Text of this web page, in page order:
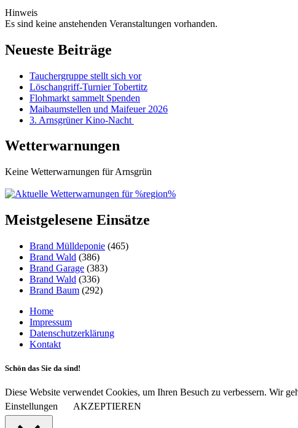
Hinweis
Es sind keine anstehenden Veranstaltungen vorhanden.
Neueste Beiträge
Tauchergruppe stellt sich vor
Löschangriff-Turnier Tobertitz
Flohmarkt sammelt Spenden
Maibaumstellen und Maifeuer 2026
3. Arnsgrüner Kino-Nacht
Wetterwarnungen
Keine Wetterwarnungen für Arnsgrün
Meistgelesene Einsätze
Brand Mülldeponie (465)
Brand Wald (386)
Brand Garage (383)
Brand Wald (336)
Brand Baum (292)
Home
Impressum
Datenschutzerklärung
Kontakt
Schön das Sie da sind!
Diese Website verwendet Cookies, um Ihren Besuch zu verbessern. Wir
Einstellungen
AKZEPTIEREN